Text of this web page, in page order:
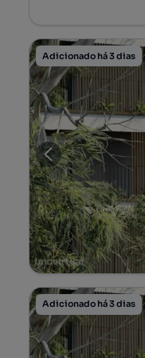
Adicionado há 3 dias
Adicionado há 3 dias